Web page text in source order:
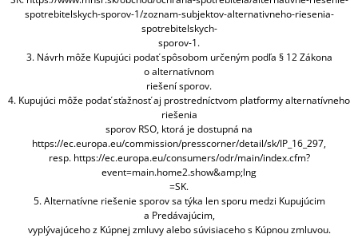
spotrebitelskych-sporov-1/zoznam-subjektov-alternativneho-riesenia-
spotrebitelskych-
sporov-1.
3. Návrh môže Kupujúci podať spôsobom určeným podľa § 12 Zákona
o alternatívnom
riešení sporov.
4. Kupujúci môže podať sťažnosť aj prostredníctvom platformy alternatívneho
riešenia
sporov RSO, ktorá je dostupná na
https://ec.europa.eu/commission/presscorner/detail/sk/IP_16_297,
resp. https://ec.europa.eu/consumers/odr/main/index.cfm?
event=main.home2.show&amp;lng
=SK.
5. Alternatívne riešenie sporov sa týka len sporu medzi Kupujúcim
a Predávajúcim,
vyplývajúceho z Kúpnej zmluvy alebo súvisiaceho s Kúpnou zmluvou.